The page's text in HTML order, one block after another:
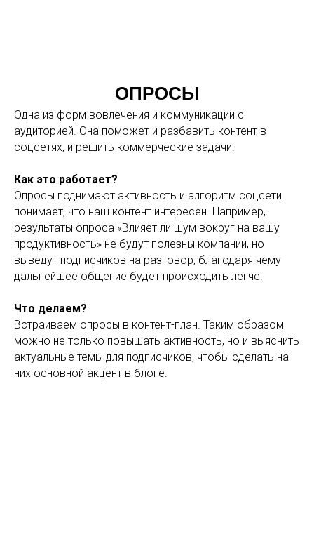
ОПРОСЫ
Одна из форм вовлечения и коммуникации с
аудиторией. Она поможет и разбавить контент в
соцсетях, и решить коммерческие задачи.
Как это работает?
Опросы поднимают активность и алгоритм соцсети
понимает, что наш контент интересен. Например,
результаты опроса «Влияет ли шум вокруг на вашу
продуктивность» не будут полезны компании, но
выведут подписчиков на разговор, благодаря чему
дальнейшее общение будет происходить легче.
Что делаем?
Встраиваем опросы в контент-план. Таким образом
можно не только повышать активность, но и выяснить
актуальные темы для подписчиков, чтобы сделать на
них основной акцент в блоге.